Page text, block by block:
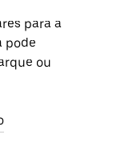
para a
pode
ou